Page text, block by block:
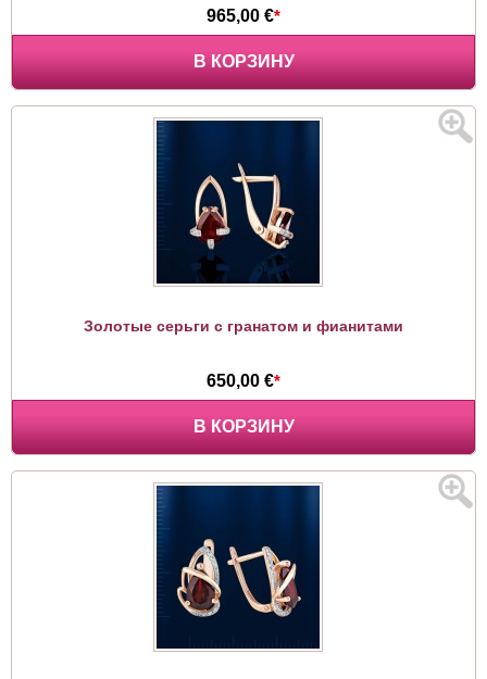
965,00 €*
В КОРЗИНУ
Золотые серьги с гранатом и фианитами
650,00 €*
В КОРЗИНУ